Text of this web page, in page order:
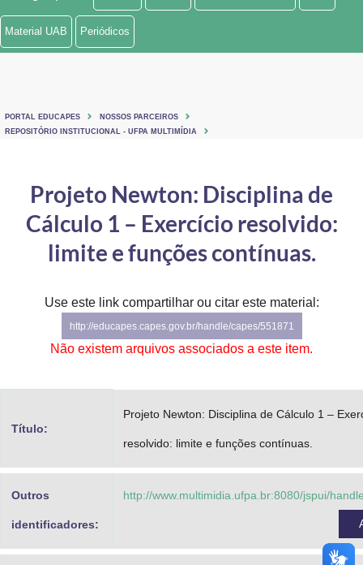
Ministério de Minas e Energia
Ministério do Turismo
Controladoria-Geral da União
Secretaria de Governo
Gabinete de Segurança Institucional
Material UAB Periódicos
PORTAL EDUCAPES
NOSSOS PARCEIROS
REPOSITÓRIO INSTITUCIONAL - UFPA MULTIMÍDIA
Projeto Newton: Disciplina de
Cálculo 1 – Exercício resolvido:
limite e funções contínuas.
Use este link compartilhar ou citar este material:
http://educapes.capes.gov.br/handle/capes/551871
Não existem arquivos associados a este item.
Título:
Projeto Newton: Disciplina de Cálculo 1 –
resolvido: limite e funções contínuas.
Outros
identificadores:
http://www.multimidia.ufpa.br:8080/jspui/